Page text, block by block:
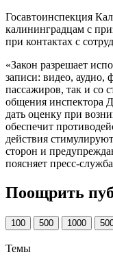
Госавтоинспекция
калининградцам с
при контактах с
«Закон разрешает
записи: видео, аудио,
пассажиров, так и со
общения инспектора
дать оценку при
обеспечит
действия
сторон и
поясняет пресс-
Поощрить
100 500 1000
Темы